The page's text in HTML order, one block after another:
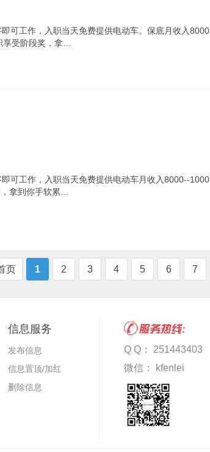
可工作，入职当天免费提供电动车。保底月收入8000
受阶段奖，拿…
可工作，入职当天免费提供电动车月收入8000--1000
拿到你手软累…
页 1 2 3 4 5 6 7
信息服务
发布信息
信息置顶/加红
删除信息
Q Q： 251443403
微信： kfenlei